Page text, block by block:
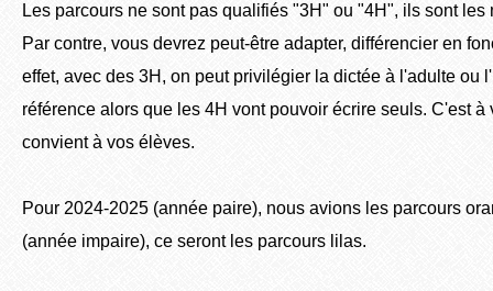
Les parcours ne sont pas qualifiés "3H" ou "4H", ils sont les
Par contre, vous devrez peut-être adapter, différencier en
effet, avec des 3H, on peut privilégier la dictée à l'adulte ou
référence alors que les 4H vont pouvoir écrire seuls. C'est à
convient à vos élèves.
Pour 2024-2025 (année paire), nous avions les parcours
(année impaire), ce seront les parcours lilas.